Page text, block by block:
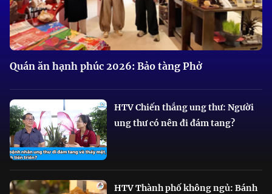
Quán ăn hạnh phúc 2026: Bảo tàng Phở
HTV Chiến thắng ung thư: Người
ung thư có nên đi đám tang?
HTV Thành phố không ngủ: Bánh